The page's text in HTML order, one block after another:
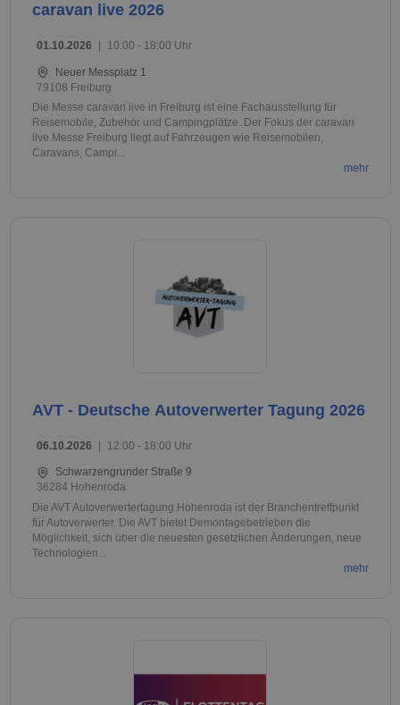
caravan live 2026
01.10.2026 10:00 - 18:00 Uhr
Neuer Messplatz 1
79108 Freiburg
Die Messe caravan live in Freiburg ist eine Fachausstellung für
Reisemobile, Zubehör und Campingplätze. Der Fokus der caravan
live Messe Freiburg liegt auf Fahrzeugen wie Reisemobilen,
Caravans, Campi...
mehr
AVT - Deutsche Autoverwerter Tagung 2026
06.10.2026 12:00 - 18:00 Uhr
Schwarzengrunder Straße 9
36284 Hohenroda
Die AVT Autoverwertertagung Hohenroda ist der Branchentreffpunkt
für Autoverwerter. Die AVT bietet Demontagebetrieben die
Möglichkeit, sich über die neuesten gesetzlichen Änderungen, neue
Technologien...
mehr